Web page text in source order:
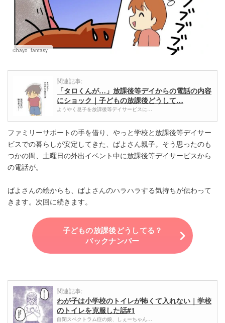
©bayo_fantasy
関連記事:
「タロくんが…」放課後等デイからの電話の内容
にショック｜子どもの放課後どうして…
ようやく息子を放課後等デイサービスに…
ファミリーサポートの手を借り、やっと学校と放課後等デイサー
ビスでの暮らしが安定してきた、ばよさん親子。そう思ったのも
つかの間、土曜日の外出イベント中に放課後等デイサービスから
の電話が。
ばよさんの絵からも、ばよさんのハラハラする気持ちが伝わって
きます。次回に続きます。
子どもの放課後どうしてる？
バックナンバー
関連記事:
わが子は小学校のトイレが怖くて入れない｜学校
のトイレを克服した話#1
自閉スペクトラム症の娘、しぇーちゃん…